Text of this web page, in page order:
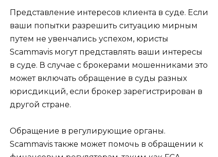
Представление интересов клиента в суде. Если
ваши попытки разрешить ситуацию мирным
путем не увенчались успехом, юристы
Scammavis могут представлять ваши интересы
в суде. В случае с брокерами мошенниками это
может включать обращение в суды разных
юрисдикций, если брокер зарегистрирован в
другой стране.
Обращение в регулирующие органы.
Scammavis также может помочь в обращении к